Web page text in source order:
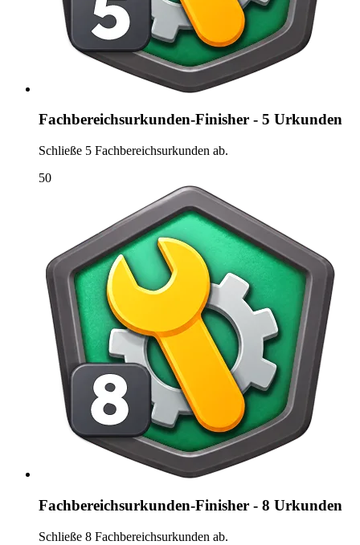
Fachbereichsurkunden-Finisher - 5 Urkunden
Schließe 5 Fachbereichsurkunden ab.
50
Fachbereichsurkunden-Finisher - 8 Urkunden
Schließe 8 Fachbereichsurkunden ab.